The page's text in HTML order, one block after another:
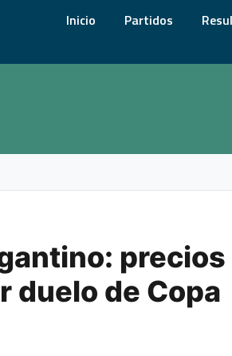
Inicio Partidos
precios
duelo de Copa